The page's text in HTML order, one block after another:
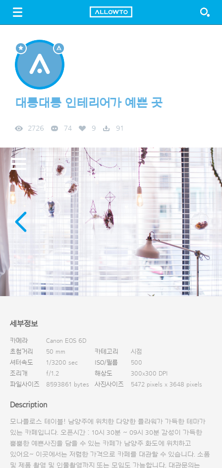
FREE DOWNLOAD
대롱대롱 인테리어가 예쁜 곳
2726 74 9 91
세부정보
카메라
Canon EOS 6D
초첨거리
50 mm 카테고리
시점
셔터속도
1/3200 sec ISO/필름
500
조리개
f/1.2 해상도
300x300 DPI
파일사이즈
8593861 bytes 사진사이즈 5472 pixels x 3648 pixels
Description
모나플로스 테이블! 남양주에 위치한 다양한 플라워가 가득한 테마가
있는 카페입니다. 오픈시간 : 10시 30분 ~ 09시 30분 감성이 가득한
뿜뿜한 예쁜사진을 담을 수 있는 카페가 남양주 화도에 위치하고
있어요~ 이곳에서는 저렴한 가격으로 카페를 대관할 수 있습니다. 소품
및 제품 촬영 및 인물촬영까지 또는 모임도 가능합니다. 대관문의는